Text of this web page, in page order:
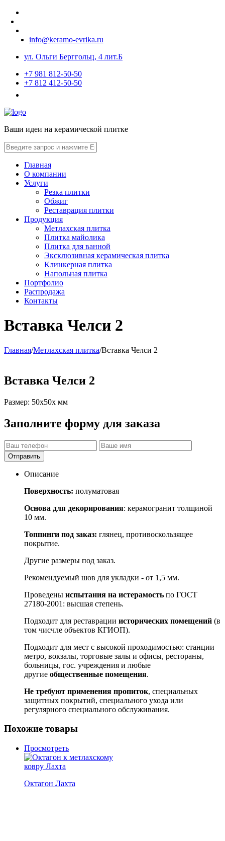
info@keramo-evrika.ru
ул. Ольги Берггольц, 4 лит.Б
+7 981 812-50-50
+7 812 412-50-50
Ваши идеи на керамической плитке
Главная
О компании
Услуги
Резка плитки
Обжиг
Реставрация плитки
Продукция
Метлахская плитка
Плитка майолика
Плитка для ванной
Эксклюзивная керамическая плитка
Клинкерная плитка
Напольная плитка
Портфолио
Распродажа
Контакты
Вставка Челси 2
Главная/Метлахская плитка/Вставка Челси 2
Вставка Челси 2
Размер: 50x50x мм
Заполните форму для заказа
Отправить
Описание
Поверхность: полуматовая
Основа для декорирования: керамогранит толщиной
10 мм.
Топпинги под заказ: глянец, противоскользящее
покрытие.
Другие размеры под заказ.
Рекомендуемый шов для укладки - от 1,5 мм.
Проведены испытания на истерамость по ГОСТ
27180-2001: высшая степень.
Подходит для реставрации исторических помещений (в
том чисчле объектов КГИОП).
Подходит для мест с высокой проходимостью: станции
метро, вокзалы, торговые залы и офисы, рестораны,
больницы, гос. учреждения и любые
другие общественные помещения.
Не требуют применения пропиток, специальных
защитных покрытий, специального ухода или
регулярного специального обслуживания.
Похожие товары
Просмотреть
Октагон Лахта